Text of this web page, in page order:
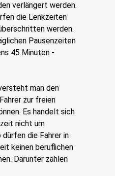
verlängert werden.
die Lenkzeiten
werden.
Pausenzeiten
45 Minuten -
man den
zur freien
Es handelt sich
nicht um
die Fahrer in
keinen beruflichen
Darunter zählen